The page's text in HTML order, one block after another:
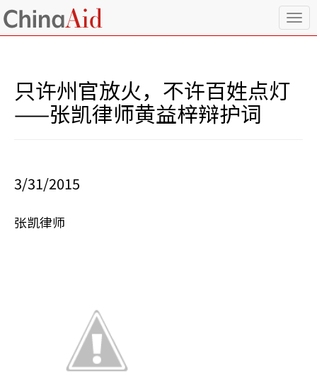
T
o
只许州官放火，不许百姓点灯
——张凯律师黄益梓辩护词
3/31/2015
张凯律师